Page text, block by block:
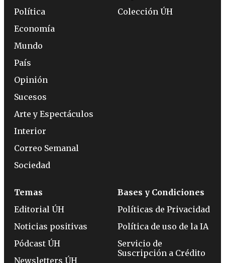
Política
Economía
Mundo
País
Opinión
Sucesos
Arte y Espectáculos
Interior
Correo Semanal
Sociedad
Colección ÚH
Temas
Editorial ÚH
Noticias positivas
Pódcast ÚH
Newsletters ÚH
Bases y Condiciones
Políticas de Privacidad
Política de uso de la IA
Servicio de
Suscripción a Crédito